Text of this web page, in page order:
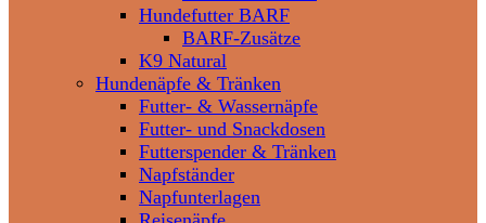
Hundefutter BARF
BARF-Zusätze
K9 Natural
Hundenäpfe & Tränken
Futter- & Wassernäpfe
Futter- und Snackdosen
Futterspender & Tränken
Napfständer
Napfunterlagen